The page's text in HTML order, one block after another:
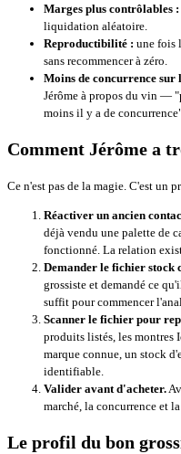
Marges plus contrôlables :
liquidation aléatoire.
Reproductibilité : une fois
sans recommencer à zéro.
Moins de concurrence sur
Jérôme à propos du vin —
moins il y a de
Comment Jérôme a
Ce n'est pas de la magie. C'est un
Réactiver un ancien
déjà vendu une palette de
fonctionné. La relation
Demander le fichier stock
grossiste et demandé ce
suffit pour commencer
Scanner le fichier pour
produits listés, les
marque connue, un stock
identifiable.
Valider avant d'acheter.
marché, la concurrence et
Le profil du bon